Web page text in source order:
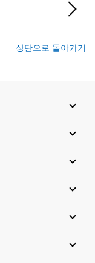
상단으로 돌아가기